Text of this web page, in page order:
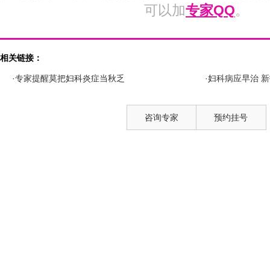
可以加专家QQ。
相关链接：
·专家提醒莫把妇科炎症当秋乏 ·妇科病应早治
咨询专家 预约挂号